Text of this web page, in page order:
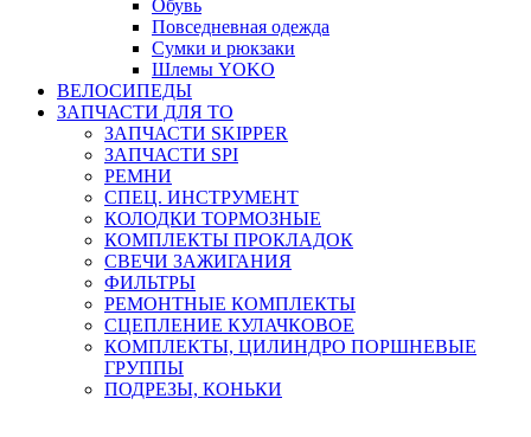
Обувь
Повседневная одежда
Сумки и рюкзаки
Шлемы YOKO
ВЕЛОСИПЕДЫ
ЗАПЧАСТИ ДЛЯ ТО
ЗАПЧАСТИ SKIPPER
ЗАПЧАСТИ SPI
РЕМНИ
СПЕЦ. ИНСТРУМЕНТ
КОЛОДКИ ТОРМОЗНЫЕ
КОМПЛЕКТЫ ПРОКЛАДОК
СВЕЧИ ЗАЖИГАНИЯ
ФИЛЬТРЫ
РЕМОНТНЫЕ КОМПЛЕКТЫ
СЦЕПЛЕНИЕ КУЛАЧКОВОЕ
КОМПЛЕКТЫ, ЦИЛИНДРО ПОРШНЕВЫЕ
ГРУППЫ
ПОДРЕЗЫ, КОНЬКИ